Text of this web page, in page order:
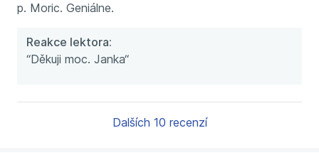
p. Moric. Geniálne.
Reakce lektora:
“Děkuji moc. Janka“
Dalších 10 recenzí